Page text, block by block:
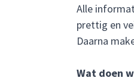
Alle
prettig en
Daarna
Wat doen